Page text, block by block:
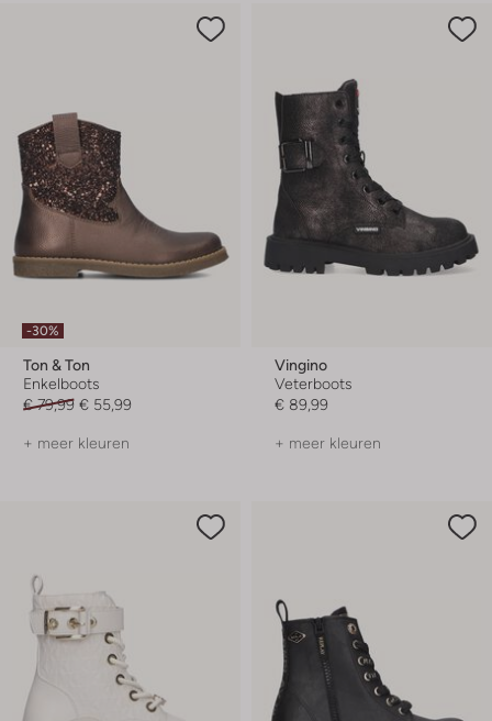
-30%
Ton & Ton
Enkelboots
€ 79,99 € 55,99
+ meer kleuren
Vingino
Veterboots
€ 89,99
+ meer kleuren